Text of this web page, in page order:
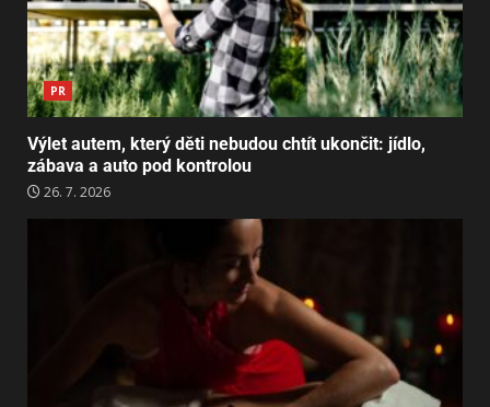
PR
Výlet autem, který děti nebudou chtít ukončit: jídlo,
zábava a auto pod kontrolou
26. 7. 2026